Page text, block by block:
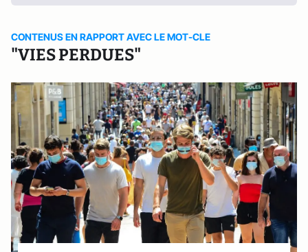
CONTENUS EN RAPPORT AVEC LE MOT-CLE
"VIES PERDUES"